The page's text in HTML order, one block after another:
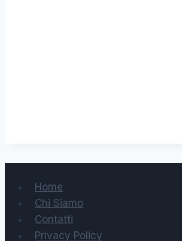
Home
Chi Siamo
Contatti
Privacy Policy